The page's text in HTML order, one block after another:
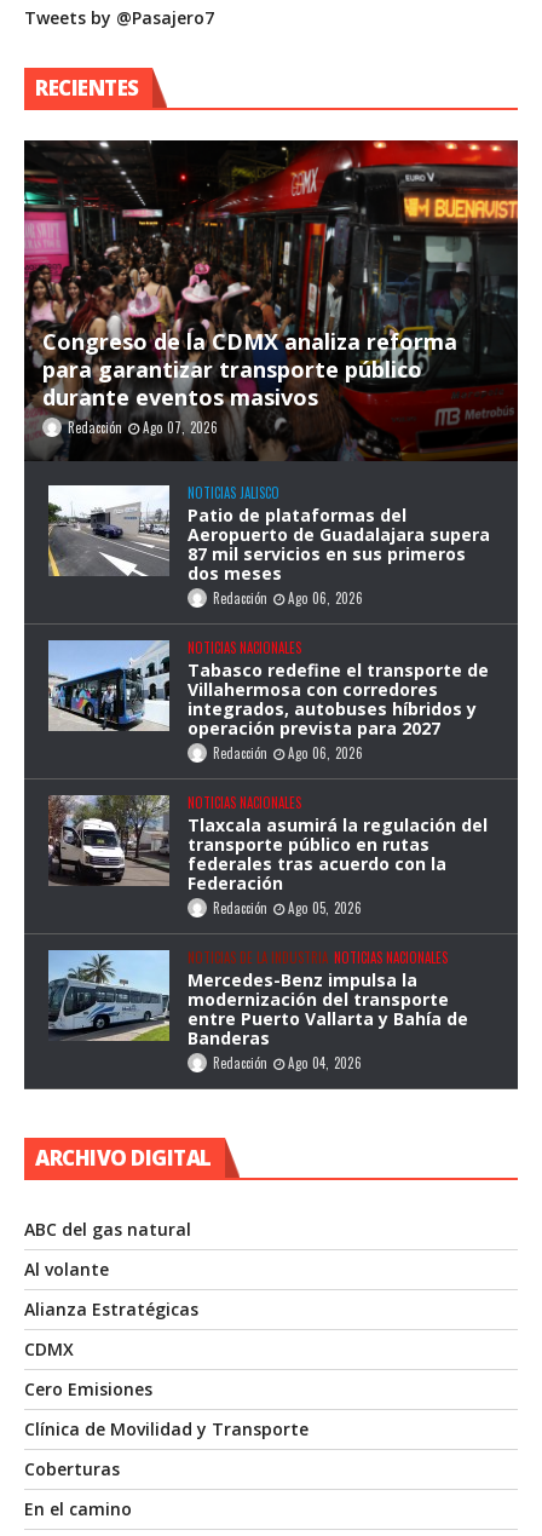
Tweets by @Pasajero7
RECIENTES
Congreso de la CDMX analiza reforma
para garantizar transporte público
durante eventos masivos
Redacción Ago 07, 2026
NOTICIAS JALISCO
Patio de plataformas del
Aeropuerto de Guadalajara supera
87 mil servicios en sus primeros
dos meses
Redacción Ago 06, 2026
NOTICIAS NACIONALES
Tabasco redefine el transporte de
Villahermosa con corredores
integrados, autobuses híbridos y
operación prevista para 2027
Redacción Ago 06, 2026
NOTICIAS NACIONALES
Tlaxcala asumirá la regulación del
transporte público en rutas
federales tras acuerdo con la
Federación
Redacción Ago 05, 2026
NOTICIAS DE LA INDUSTRIA NOTICIAS NACIONALES
Mercedes-Benz impulsa la
modernización del transporte
entre Puerto Vallarta y Bahía de
Banderas
Redacción Ago 04, 2026
ARCHIVO DIGITAL
ABC del gas natural
Al volante
Alianza Estratégicas
CDMX
Cero Emisiones
Clínica de Movilidad y Transporte
Coberturas
En el camino